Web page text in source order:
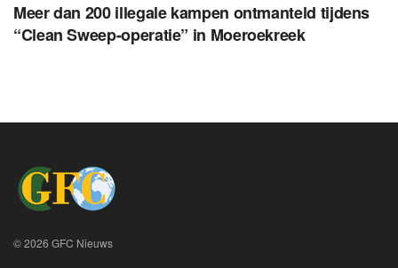
Meer dan 200 illegale kampen ontmanteld tijdens
“Clean Sweep-operatie” in Moeroekreek
© 2026 GFC Nieuws